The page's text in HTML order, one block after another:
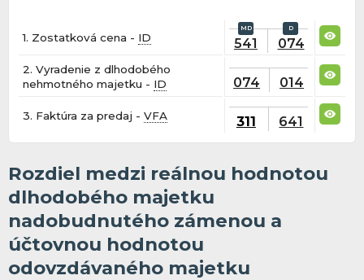
1. Zostatková cena - ID 541 074
2. Vyradenie z dlhodobého
nehmotného majetku - ID 074 014
3. Faktúra za predaj -VFA 311 641
Rozdiel medzi reálnou hodnotou
dlhodobého majetku
nadobudnutého zámenou a
účtovnou hodnotou
odovzdávaného majetku